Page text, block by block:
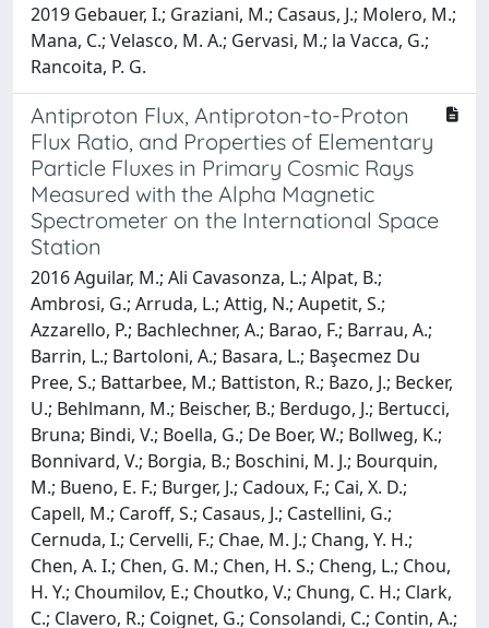
2019 Gebauer, I.; Graziani, M.; Casaus, J.; Molero, M.;
Mana, C.; Velasco, M. A.; Gervasi, M.; la Vacca, G.;
Rancoita, P. G.
Antiproton Flux, Antiproton-to-Proton
Flux Ratio, and Properties of Elementary
Particle Fluxes in Primary Cosmic Rays
Measured with the Alpha Magnetic
Spectrometer on the International Space
Station
2016 Aguilar, M.; Ali Cavasonza, L.; Alpat, B.;
Ambrosi, G.; Arruda, L.; Attig, N.; Aupetit, S.;
Azzarello, P.; Bachlechner, A.; Barao, F.; Barrau, A.;
Barrin, L.; Bartoloni, A.; Basara, L.; Başecmez Du
Pree, S.; Battarbee, M.; Battiston, R.; Bazo, J.; Becker,
U.; Behlmann, M.; Beischer, B.; Berdugo, J.; Bertucci,
Bruna; Bindi, V.; Boella, G.; De Boer, W.; Bollweg, K.;
Bonnivard, V.; Borgia, B.; Boschini, M. J.; Bourquin,
M.; Bueno, E. F.; Burger, J.; Cadoux, F.; Cai, X. D.;
Capell, M.; Caroff, S.; Casaus, J.; Castellini, G.;
Cernuda, I.; Cervelli, F.; Chae, M. J.; Chang, Y. H.;
Chen, A. I.; Chen, G. M.; Chen, H. S.; Cheng, L.; Chou,
H. Y.; Choumilov, E.; Choutko, V.; Chung, C. H.; Clark,
C.; Clavero, R.; Coignet, G.; Consolandi, C.; Contin, A.;